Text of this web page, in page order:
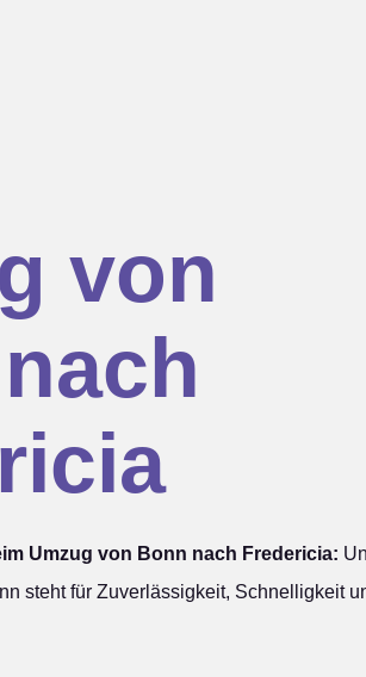
von
Umzug von Bonn nach Fredericia:
steht für Zuverlässigkeit, Schnelligkeit